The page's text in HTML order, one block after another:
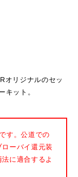
オリジナルのセッ
キット。
す。公道での
ーバイ還元装
に適合するよ